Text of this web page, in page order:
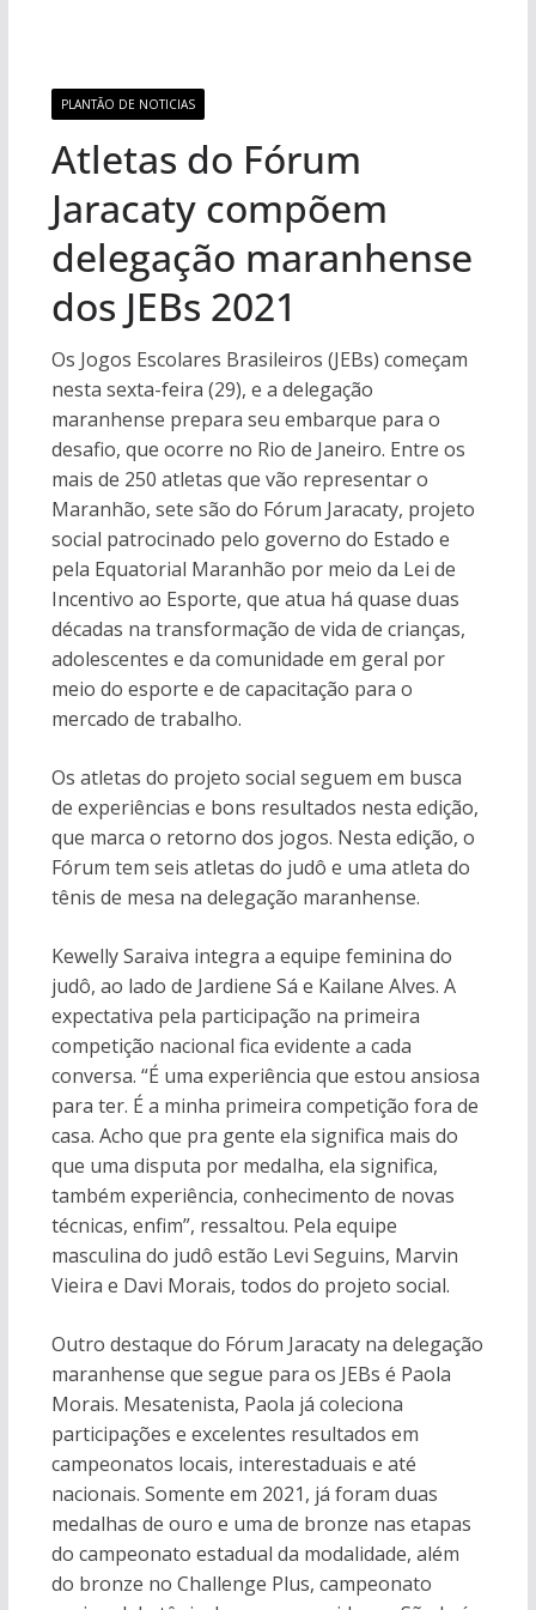
PLANTÃO DE NOTICIAS
Atletas do Fórum
Jaracaty compõem
delegação maranhense
dos JEBs 2021
Os Jogos Escolares Brasileiros (JEBs) começam
nesta sexta-feira (29), e a delegação
maranhense prepara seu embarque para o
desafio, que ocorre no Rio de Janeiro. Entre os
mais de 250 atletas que vão representar o
Maranhão, sete são do Fórum Jaracaty, projeto
social patrocinado pelo governo do Estado e
pela Equatorial Maranhão por meio da Lei de
Incentivo ao Esporte, que atua há quase duas
décadas na transformação de vida de crianças,
adolescentes e da comunidade em geral por
meio do esporte e de capacitação para o
mercado de trabalho.
Os atletas do projeto social seguem em busca
de experiências e bons resultados nesta edição,
que marca o retorno dos jogos. Nesta edição, o
Fórum tem seis atletas do judô e uma atleta do
tênis de mesa na delegação maranhense.
Kewelly Saraiva integra a equipe feminina do
judô, ao lado de Jardiene Sá e Kailane Alves. A
expectativa pela participação na primeira
competição nacional fica evidente a cada
conversa. “É uma experiência que estou ansiosa
para ter. É a minha primeira competição fora de
casa. Acho que pra gente ela significa mais do
que uma disputa por medalha, ela significa,
também experiência, conhecimento de novas
técnicas, enfim”, ressaltou. Pela equipe
masculina do judô estão Levi Seguins, Marvin
Vieira e Davi Morais, todos do projeto social.
Outro destaque do Fórum Jaracaty na delegação
maranhense que segue para os JEBs é Paola
Morais. Mesatenista, Paola já coleciona
participações e excelentes resultados em
campeonatos locais, interestaduais e até
nacionais. Somente em 2021, já foram duas
medalhas de ouro e uma de bronze nas etapas
do campeonato estadual da modalidade, além
do bronze no Challenge Plus, campeonato